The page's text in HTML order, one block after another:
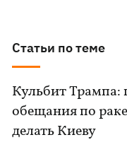
Статьи по теме
Кульбит
обещания по
делать Киеву